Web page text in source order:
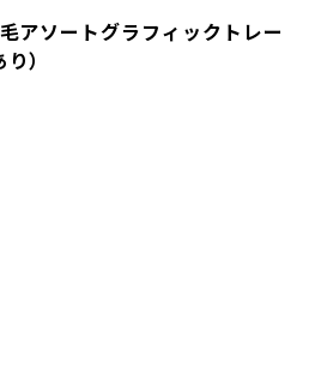
アソートグラフィックトレー
）